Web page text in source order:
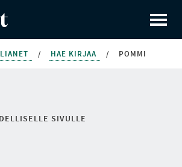
/ HAE KIRJAA / POMMI
SIVULLE